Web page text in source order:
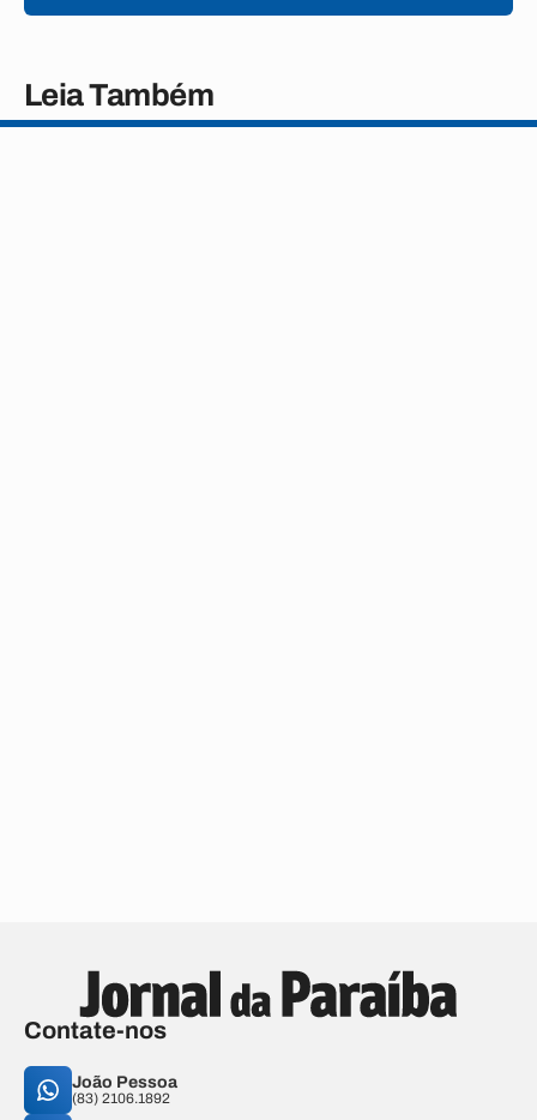
Leia Também
Contate-nos
João Pessoa
(83) 2106.1892